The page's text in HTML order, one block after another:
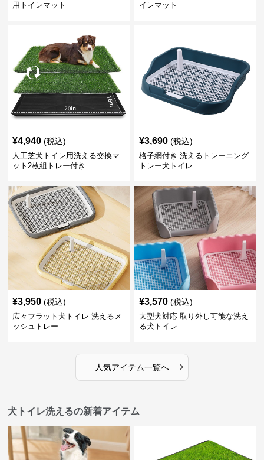
用トイレマット
イレマット
¥4,940 (税込)
人工芝犬トイレ用洗える交換マ
ット2枚組トレー付き
¥3,690 (税込)
格子網付き 洗えるトレーニング
トレー犬トイレ
¥3,950 (税込)
広々フラット犬トイレ 洗えるメ
ッシュトレー
¥3,570 (税込)
大型犬対応 取り外し可能な洗え
る犬トイレ
人気アイテム一覧へ ›
犬トイレ洗えるの新着アイテム